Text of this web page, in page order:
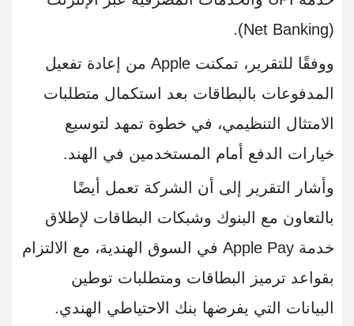
(Net Banking).
ووفقًا للتقرير، تمكنت Apple من إعادة تفعيل
المدفوعات بالبطاقات بعد استكمال متطلبات
الامتثال التنظيمي، في خطوة تمهد لتوسيع
خيارات الدفع أمام المستخدمين في الهند.
وأشار التقرير إلى أن الشركة تعمل أيضًا
بالتعاون مع البنوك وشبكات البطاقات لإطلاق
خدمة Apple Pay في السوق الهندية، مع الالتزام
بقواعد ترميز البطاقات ومتطلبات توطين
البيانات التي يفرضها بنك الاحتياطي الهندي.